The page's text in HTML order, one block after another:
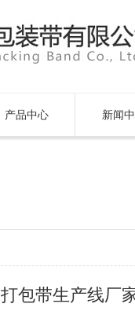
产品中心 新闻
打包带生产线厂